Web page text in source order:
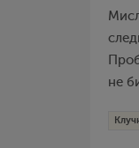
не